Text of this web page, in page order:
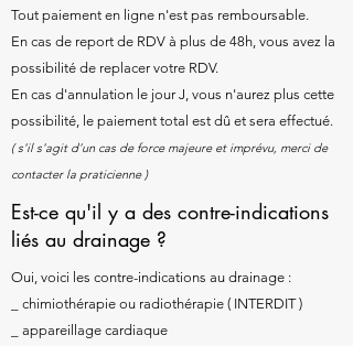
Tout paiement en ligne n'est pas remboursable.
En cas de report de RDV à plus de 48h, vous avez la
possibilité de replacer votre RDV.
En cas d'annulation le jour J, vous n'aurez plus cette
possibilité, le paiement total est dû et sera effectué.
( s'il s'agit d'un cas de force majeure et imprévu, merci de
contacter la praticienne )
Est-ce qu'il y a des contre-indications
liés au drainage ?
Oui, voici les contre-indications au drainage :
_ chimiothérapie ou radiothérapie ( INTERDIT )
_ appareillage cardiaque